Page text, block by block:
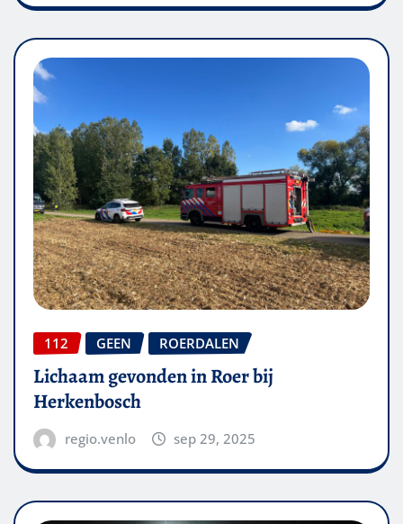
112 GEEN ROERDALEN
Lichaam gevonden in Roer bij
Herkenbosch
regio.venlo sep 29, 2025